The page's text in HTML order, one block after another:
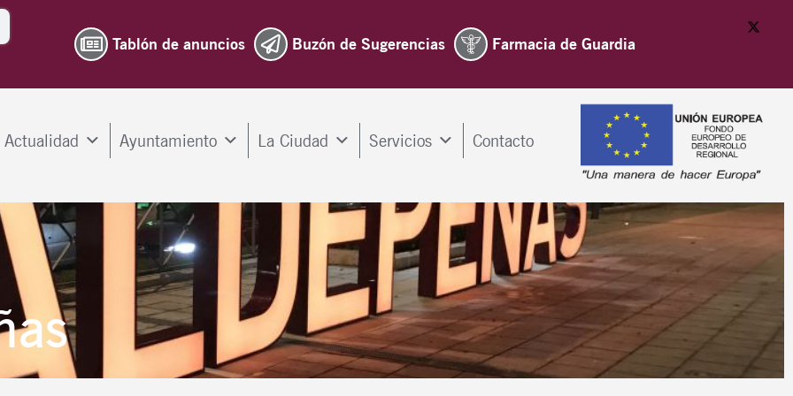
Tablón de anuncios Buzón de Sugerencias Farmacia de Guardia
Actualidad Ayuntamiento La Ciudad Servicios Contacto